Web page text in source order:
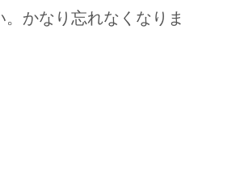
かなり忘れなくなりま